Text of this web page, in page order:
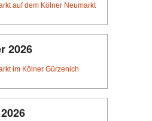
auf dem Kölner Neumarkt
2026
im Kölner Gürzenich